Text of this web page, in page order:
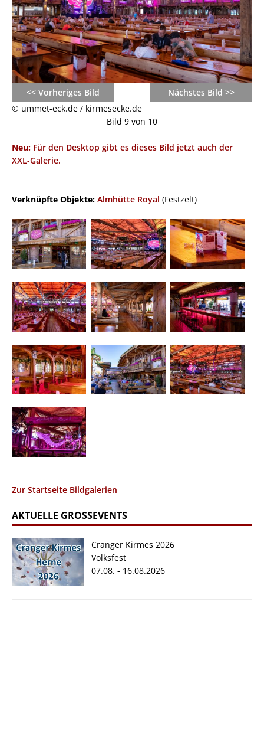
<< Vorheriges Bild
Nächstes Bild >>
© ummet-eck.de / kirmesecke.de
Bild 9 von 10
Neu: Für den Desktop gibt es dieses Bild jetzt auch der
XXL-Galerie.
Verknüpfte Objekte: Almhütte Royal (Festzelt)
Zur Startseite Bildgalerien
AKTUELLE GROSSEVENTS
Cranger Kirmes 2026
Volksfest
07.08. - 16.08.2026